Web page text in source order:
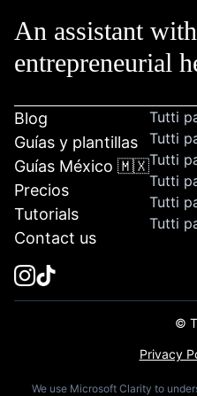
An assistant
entrepreneurial
Blog
Guías y plantillas
Guías México 🇲🇽
Precios
Tutorials
Contact us
Tutti
Tutti
Tutti
Tutti
Tutti
Tutti
©
Privacy
We use Microsoft Clarity to